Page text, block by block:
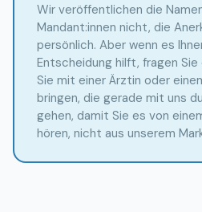
Wir veröffentlichen die
Mandant:innen nicht, die
persönlich. Aber wenn es
Entscheidung hilft, fragen Sie
Sie mit einer Ärztin oder
bringen, die gerade mit uns
gehen, damit Sie es von
hören, nicht aus unserem